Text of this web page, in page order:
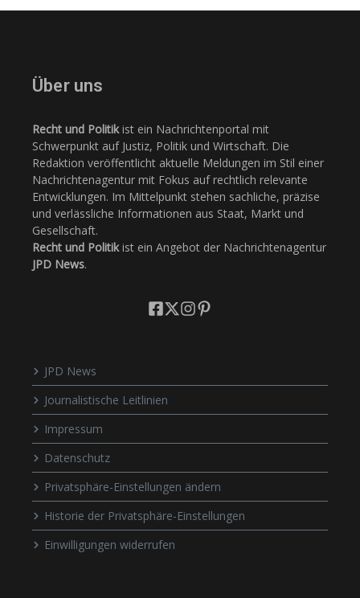
Über uns
Recht und Politikist ein Nachrichtenportal mit
Schwerpunkt auf Justiz, Politik und Wirtschaft. Die
Redaktion veröffentlicht aktuelle Meldungen im Stil einer
Nachrichtenagentur mit Fokus auf rechtlich relevante
Entwicklungen. Im Mittelpunkt stehen sachliche, präzise
und verlässliche Informationen aus Staat, Markt und
Gesellschaft.
Recht und Politikist ein Angebot der Nachrichtenagentur
JPD News.
JPD News
Journalistische Leitlinien
Impressum
Datenschutz
Privatsphäre-Einstellungen ändern
Historie der Privatsphäre-Einstellungen
Einwilligungen widerrufen